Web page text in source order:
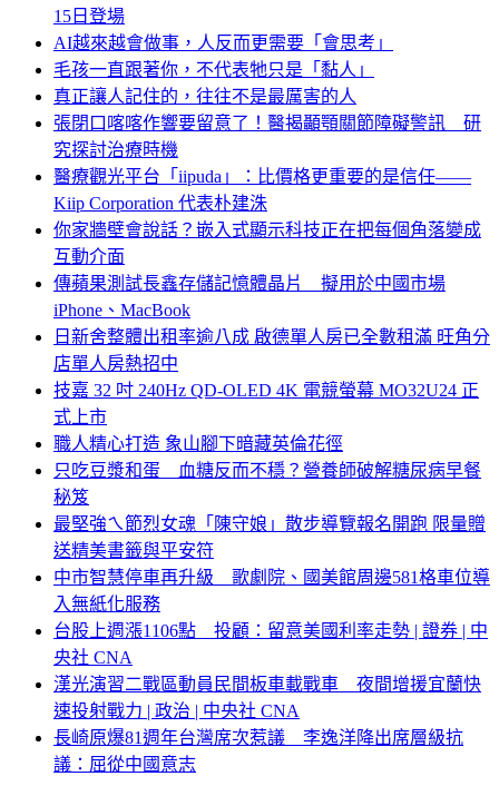
15日登場
AI越來越會做事，人反而更需要「會思考」
毛孩一直跟著你，不代表牠只是「黏人」
真正讓人記住的，往往不是最厲害的人
張閉口喀喀作響要留意了！醫揭顳顎關節障礙警訊 研
究探討治療時機
醫療觀光平台「iipuda」：比價格更重要的是信任——
Kiip Corporation 代表朴建洙
你家牆壁會說話？嵌入式顯示科技正在把每個角落變成
互動介面
傳蘋果測試長鑫存儲記憶體晶片 擬用於中國市場
iPhone、MacBook
日新舍整體出租率逾八成 啟德單人房已全數租滿 旺角分
店單人房熱招中
技嘉 32 吋 240Hz QD-OLED 4K 電競螢幕 MO32U24 正
式上市
職人精心打造 象山腳下暗藏英倫花徑
只吃豆漿和蛋 血糖反而不穩？營養師破解糖尿病早餐
秘笈
最堅強ㄟ節烈女魂「陳守娘」散步導覽報名開跑 限量贈
送精美書籤與平安符
中市智慧停車再升級 歌劇院、國美館周邊581格車位導
入無紙化服務
台股上週漲1106點 投顧：留意美國利率走勢 | 證券 | 中
央社 CNA
漢光演習二戰區動員民間板車載戰車 夜間增援宜蘭快
速投射戰力 | 政治 | 中央社 CNA
長崎原爆81週年台灣席次惹議 李逸洋降出席層級抗
議：屈從中國意志